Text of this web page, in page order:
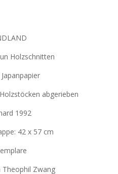
Holzschnitten
abgerieben
1992
42 x 57 cm
Theophil Zwang